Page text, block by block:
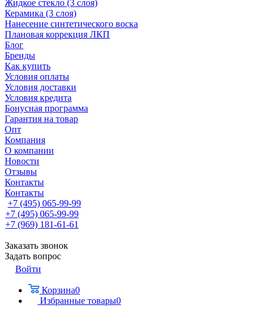
Жидкое стекло (3 слоя)
Керамика (3 слоя)
Нанесение синтетического воска
Плановая коррекция ЛКП
Блог
Бренды
Как купить
Условия оплаты
Условия доставки
Условия кредита
Бонусная программа
Гарантия на товар
Опт
Компания
О компании
Новости
Отзывы
Контакты
Контакты
+7 (495) 065-99-99
+7 (495) 065-99-99
+7 (969) 181-61-61
Заказать звонок
Задать вопрос
Войти
Корзина0
Избранные товары0